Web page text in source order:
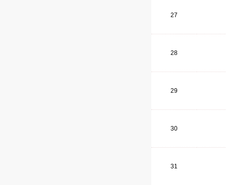
27
28
29
30
31